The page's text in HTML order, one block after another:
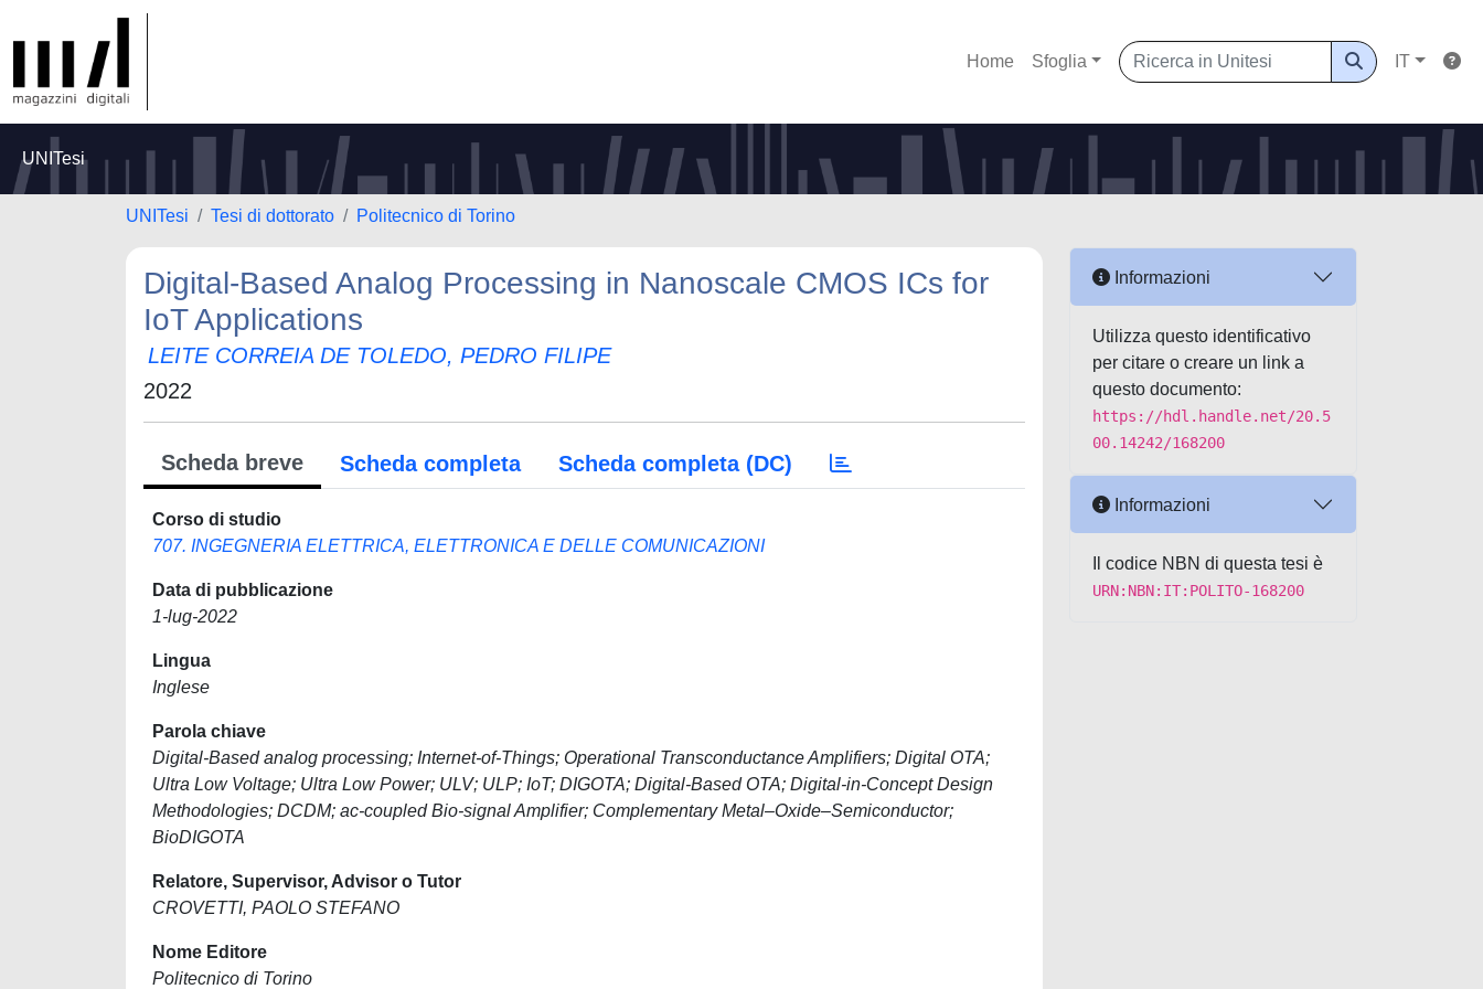
Home Sfoglia IT
UNITesi
UNITesi Tesi di dottorato Politecnico di Torino
Digital-Based Analog Processing in Nanoscale CMOS ICs for
IoT Applications
LEITE CORREIA DE TOLEDO, PEDRO FILIPE
2022
Scheda breve Scheda completa Scheda completa (DC)
Corso di studio
707. INGEGNERIA ELETTRICA, ELETTRONICA E DELLE COMUNICAZIONI
Data di pubblicazione
1-lug-2022
Lingua
Inglese
Parola chiave
Digital-Based analog processing; Internet-of-Things; Operational Transconductance Amplifiers; Digital OTA;
Ultra Low Voltage; Ultra Low Power; ULV; ULP; IoT; DIGOTA; Digital-Based OTA; Digital-in-Concept Design
Methodologies; DCDM; ac-coupled Bio-signal Amplifier; Complementary Metal–Oxide–Semiconductor;
BioDIGOTA
Relatore, Supervisor, Advisor o Tutor
CROVETTI, PAOLO STEFANO
Nome Editore
Politecnico di Torino
Informazioni
Utilizza questo identificativo
per citare o creare un link a
questo documento:
https://hdl.handle.net/20.5
00.14242/168200
Informazioni
Il codice NBN di questa tesi è
URN:NBN:IT:POLITO-168200